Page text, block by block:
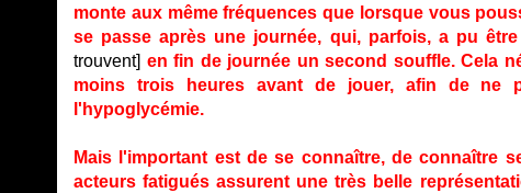
monte aux même fréquences que lorsque vous
se passe après une journée, qui, parfois, a pu être
trouvent] en fin de journée un second souffle. Cela
moins trois heures avant de jouer, afin de ne
l'hypoglycémie.
Mais l'important est de se connaître, de connaître
acteurs fatigués assurent une très belle